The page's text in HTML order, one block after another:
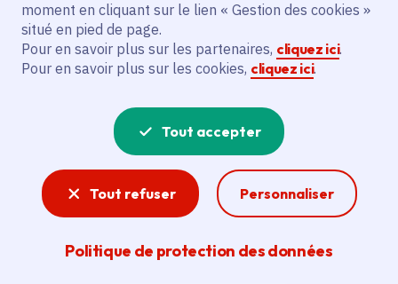
moment en cliquant sur le lien « Gestion des cookies »
situé en pied de page.
Pour en savoir plus sur les partenaires, cliquez ici.
Pour en savoir plus sur les cookies, cliquez ici.
Tout accepter
Tout refuser Personnaliser
Politique de protection des données
Lac et le SMEAG. Ces travaux visent à
améliorer l'état du bâtiment et sa
performance énergétique, en faisant de
lui un rouage essentiel de l’île de loisirs.
Voir la délibération
Îles de loisirs
Les 12 îles de loisirs de la Région Île-de-France